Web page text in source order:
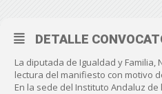
DETALLE
La diputada de Igualdad y Familia,
lectura del manifiesto con motivo
En la sede del Instituto Andaluz de